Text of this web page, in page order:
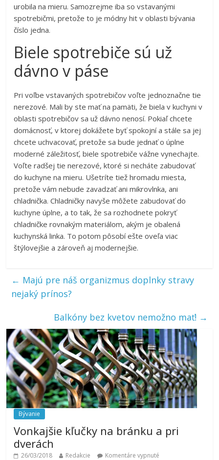
urobila na mieru. Samozrejme iba so vstavanými
spotrebičmi, pretože to je módny hit v oblasti bývania
číslo jedna.
Biele spotrebiče sú už
dávno v páse
Pri voľbe vstavaných spotrebičov voľte jednoznačne tie
nerezové. Mali by ste mať na pamäti, že biela v kuchyni v
oblasti spotrebičov sa už dávno nenosí. Pokiaľ chcete
domácnosť, v ktorej dokážete byť spokojní a stále sa jej
chcete uchvacovať, pretože sa bude jednať o úplne
moderné záležitosť, biele spotrebiče vážne vynechajte.
Voľte radšej tie nerezové, ktoré si necháte zabudovať
do kuchyne na mieru. Ušetríte tiež hromadu miesta,
pretože vám nebude zavadzať ani mikrovlnka, ani
chladnička. Chladničky navyše môžete zabudovať do
kuchyne úplne, a to tak, že sa rozhodnete pokryť
chladničke rovnakým materiálom, akým je obalená
kuchynská linka. To potom pôsobí ešte oveľa viac
štýlovejšie a zároveň aj modernejšie.
← Majú pre náš organizmus doplnky stravy
nejaký prínos?
Balkóny bez kvetov nemožno mať! →
Bývanie
Vonkajšie kľučky na bránku a pri
dverách
26/03/2018 Redakcie Komentáre vypnuté